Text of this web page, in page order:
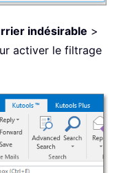
indésirable >
activer le filtrage